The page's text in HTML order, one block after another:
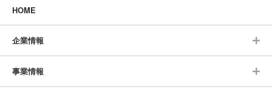
HOME
企業情報
事業情報